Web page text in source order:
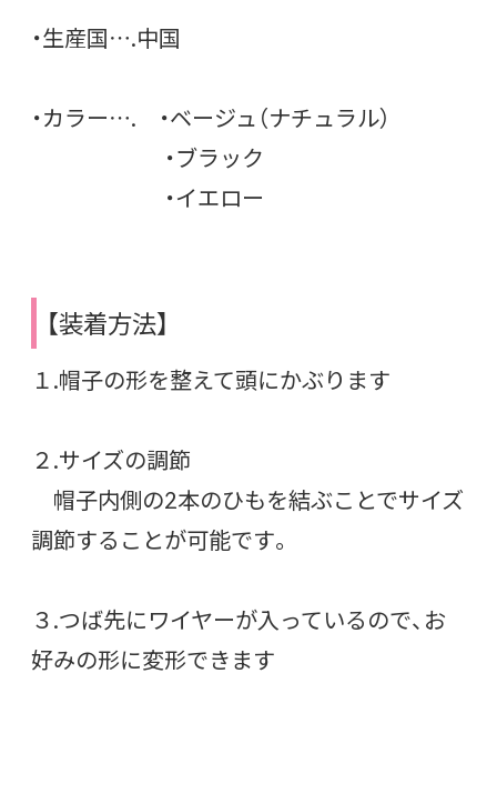
・生産国….中国
・カラー…. ・ベージュ（ナチュラル）
・ブラック
・イエロー
【装着方法】
１.帽子の形を整えて頭にかぶります
２.サイズの調節
帽子内側の2本のひもを結ぶことでサイズ
調節することが可能です。
３.つば先にワイヤーが入っているので、お
好みの形に変形できます